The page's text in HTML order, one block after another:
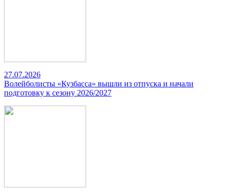
27.07.2026
Волейболисты «Кузбасса» вышли из отпуска и начали
подготовку к сезону 2026/2027